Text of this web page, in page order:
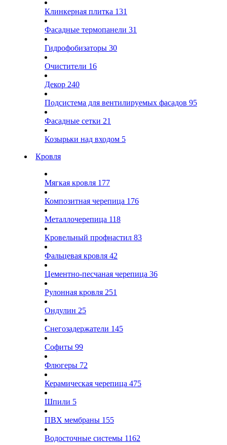
Клинкерная плитка 131
Фасадные термопанели 31
Гидрофобизаторы 30
Очистители 16
Декор 240
Подсистема для вентилируемых фасадов 95
Фасадные сетки 21
Козырьки над входом 5
Кровля
Мягкая кровля 177
Композитная черепица 176
Металлочерепица 118
Кровельный профнастил 83
Фальцевая кровля 42
Цементно-песчаная черепица 36
Рулонная кровля 251
Ондулин 25
Снегозадержатели 145
Софиты 99
Флюгеры 72
Керамическая черепица 475
Шпили 5
ПВХ мембраны 155
Водосточные системы 1162